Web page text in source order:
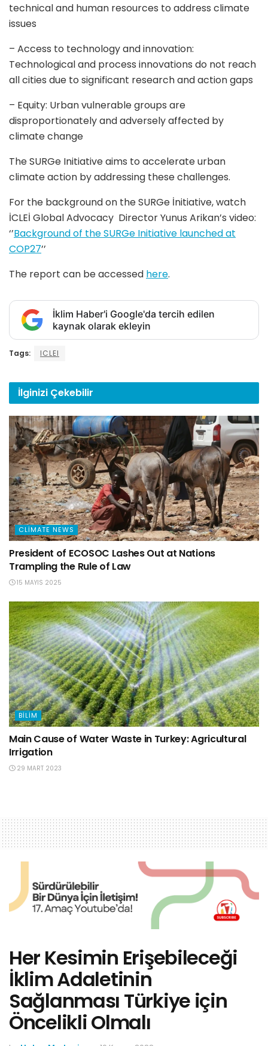
technical and human resources to address climate
issues
– Access to technology and innovation:
Technological and process innovations do not reach
all cities due to significant research andaction gaps
– Equity: Urban vulnerable groups are
disproportionately and adversely affected by
climate change
TheSURGe Initiative aims to accelerate urban
climate action by addressing these challenges.
For the background on the SURGe İnitiative, watch
İCLEİ Global Advocacy Director Yunus Arikan’s video:
‘’Background of the SURGe Initiative launched at
COP27’’
The report can be accessed here.
İklim Haber'i Google'da tercih edilen
kaynak olarak ekleyin
Tags: ICLEI
İlginizi Çekebilir
CLIMATE NEWS
President of ECOSOC Lashes Out at Nations
Trampling the Rule of Law
15 MAYIS 2025
BILIM
Main Cause of Water Waste in Turkey: Agricultural
Irrigation
29 MART 2023
Her Kesimin Erişebileceği
İklim Adaletinin
Sağlanması Türkiye için
Öncelikli Olmalı